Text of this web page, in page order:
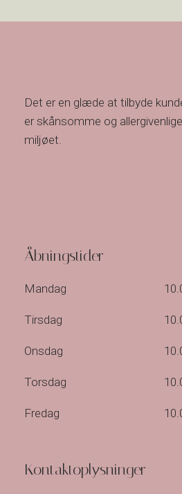
Det er en glæde at tilbyde
er skånsomme og
miljøet.
Åbningstider
Mandag​
Tirsdag
Onsdag
Torsdag
Fredag
Kontaktoplysninger